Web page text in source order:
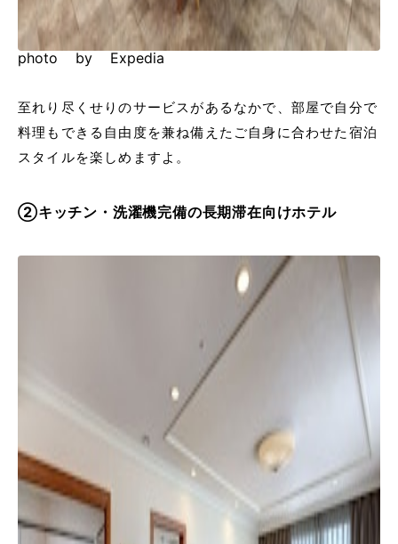
photo by Expedia
至れり尽くせりのサービスがあるなかで、部屋で自分で
料理もできる自由度を兼ね備えたご自身に合わせた宿泊
スタイルを楽しめますよ。
②キッチン・洗濯機完備の長期滞在向けホテル